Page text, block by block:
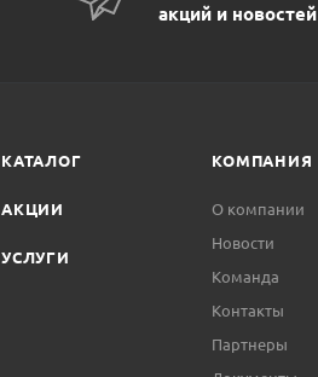
акций и новостей
КАТАЛОГ
АКЦИИ
УСЛУГИ
КОМПАНИЯ
О компании
Новости
Команда
Контакты
Партнеры